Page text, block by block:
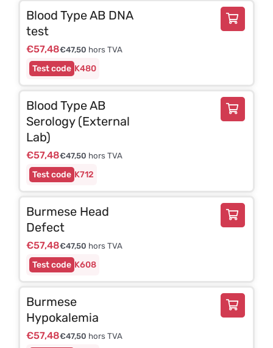
K480
Blood Type AB DNA
test
€57,48€47,50 hors TVA
K712
Blood Type AB
Serology (External
Lab)
€57,48€47,50 hors TVA
K608
Burmese Head
Defect
€57,48€47,50 hors TVA
Burmese
Hypokalemia
€57,48€47,50 hors TVA